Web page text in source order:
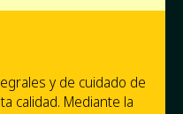
y de cuidado de
calidad. Mediante la